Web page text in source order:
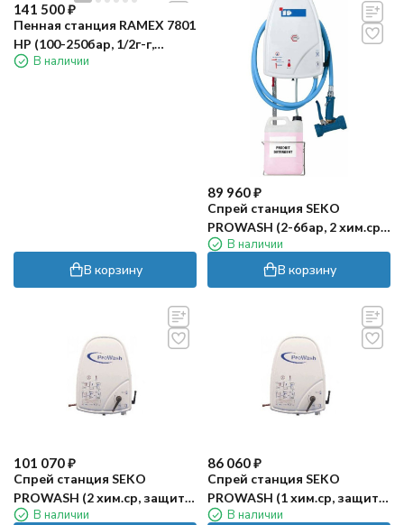
141 500₽
Пенная станция RAMEX 7801
HP (100-250бар, 1/2г-г,
сж.возд, 1 хим.ср)
В наличии
В корзину
89 960₽
Спрей станция SEKO
PROWASH (2-6бар, 2 хим.ср,
шланг 15 м)
В наличии
В корзину
101 070₽
Спрей станция SEKO
PROWASH (2 хим.ср, защита
от противотока, без
В наличии
86 060₽
Спрей станция SEKO
PROWASH (1 хим.ср, защита
от противотока, без
В наличии